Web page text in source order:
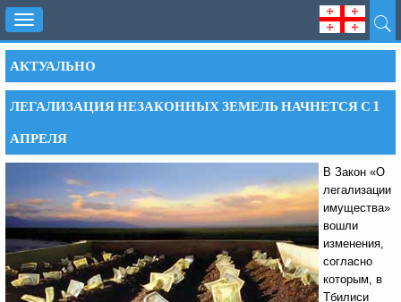
Toggle
navigation
АКТУАЛЬНО
ЛЕГАЛИЗАЦИЯ НЕЗАКОННЫХ ЗЕМЕЛЬ НАЧНЕТСЯ С 1
АПРЕЛЯ
В Закон «О
легализации
имущества»
вошли
изменения,
согласно
которым, в
Тбилиси